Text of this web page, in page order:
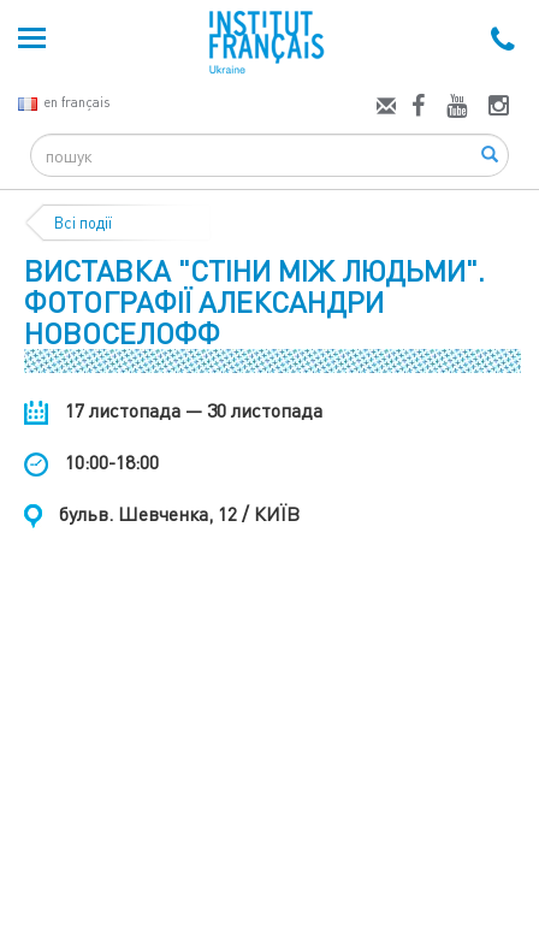
en français
Search
Всі події
ВИСТАВКА "СТІНИ МІЖ ЛЮДЬМИ".
ФОТОГРАФІЇ АЛЕКСАНДРИ
НОВОСЕЛОФФ
17 листопада — 30 листопада
10:00-18:00
бульв. Шевченка, 12 / КИЇВ